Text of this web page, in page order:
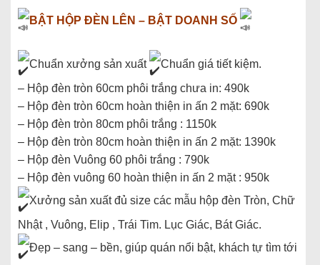
BẬT HỘP ĐÈN LÊN – BẬT DOANH SỐ
Chuẩn xưởng sản xuất Chuẩn giá tiết kiệm.
– Hộp đèn tròn 60cm phôi trắng chưa in: 490k
– Hộp đèn tròn 60cm hoàn thiện in ấn 2 mặt: 690k
– Hộp đèn tròn 80cm phôi trắng : 1150k
– Hộp đèn tròn 80cm hoàn thiện in ấn 2 mặt: 1390k
– Hộp đèn Vuông 60 phôi trắng : 790k
– Hộp đèn vuông 60 hoàn thiện in ấn 2 mặt : 950k
Xưởng sản xuất đủ size các mẫu hộp đèn Tròn, Chữ
Nhật , Vuông, Elip , Trái Tim. Lục Giác, Bát Giác.
Đẹp – sang – bền, giúp quán nổi bật, khách tự tìm tới